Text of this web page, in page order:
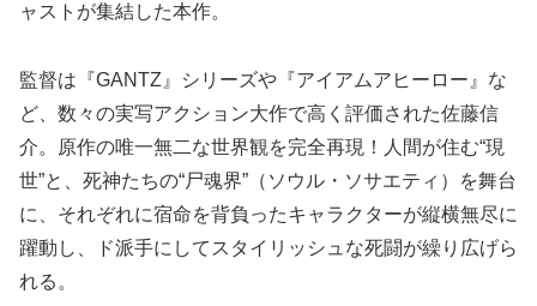
ャストが集結した本作。
監督は『GANTZ』シリーズや『アイアムアヒーロー』な
ど、数々の実写アクション大作で高く評価された佐藤信
介。原作の唯一無二な世界観を完全再現！人間が住む“現
世”と、死神たちの“尸魂界”（ソウル・ソサエティ）を舞台
に、それぞれに宿命を背負ったキャラクターが縦横無尽に
躍動し、ド派手にしてスタイリッシュな死闘が繰り広げら
れる。